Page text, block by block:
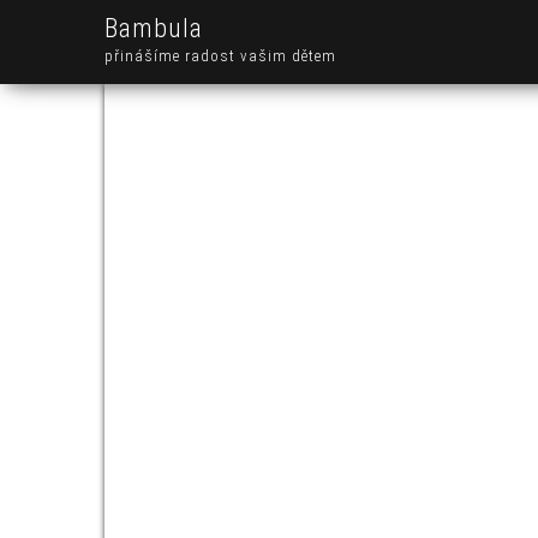
Bambula
přinášíme radost vašim dětem